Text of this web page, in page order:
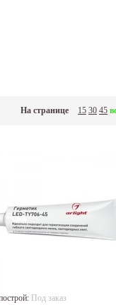
На странице 15 30 45
Под заказ